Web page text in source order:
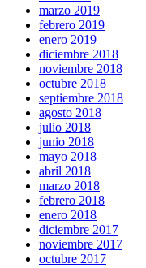
marzo 2019
febrero 2019
enero 2019
diciembre 2018
noviembre 2018
octubre 2018
septiembre 2018
agosto 2018
julio 2018
junio 2018
mayo 2018
abril 2018
marzo 2018
febrero 2018
enero 2018
diciembre 2017
noviembre 2017
octubre 2017